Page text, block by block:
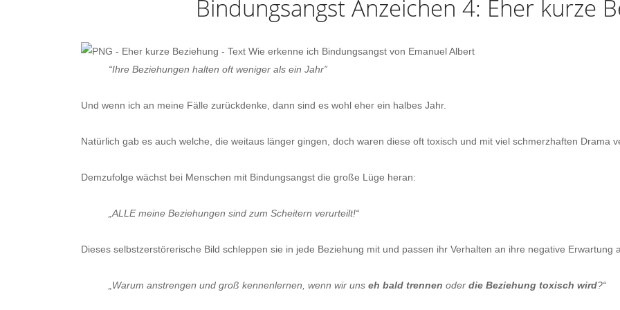
Bindungsangst Anzeichen 4: Eher kurze
“Ihre Beziehungen halten oft weniger als ein Jahr”
Und wenn ich an meine Fälle zurückdenke, dann sind es wohl eher ein halbes Jahr.
Natürlich gab es auch welche, die weitaus länger gingen, doch waren diese oft toxisch und mit viel schmerzhaften Drama
Demzufolge wächst bei Menschen mit Bindungsangst die große Lüge heran:
ALLEmeine Beziehungen sind zum Scheitern verurteilt!“
Dieses selbstzerstörerische Bild schleppen sie in jede Beziehung mit und passen ihr Verhalten an ihre negative Erwartung
Warum anstrengen und groß kennenlernen, wenn wir uns eh bald trennen oder die Beziehung toxisch wird?“